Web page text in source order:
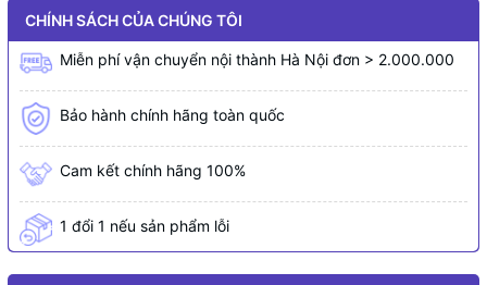
CHÍNH SÁCH CỦA CHÚNG TÔI
Miễn phí vận chuyển nội thành Hà Nội đơn > 2.000.000
Bảo hành chính hãng toàn quốc
Cam kết chính hãng 100%
1 đổi 1 nếu sản phẩm lỗi